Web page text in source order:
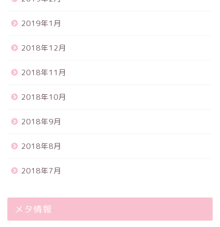
2019年1月
2018年12月
2018年11月
2018年10月
2018年9月
2018年8月
2018年7月
メタ情報